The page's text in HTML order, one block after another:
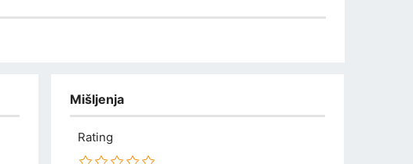
Mišljenja
Rating